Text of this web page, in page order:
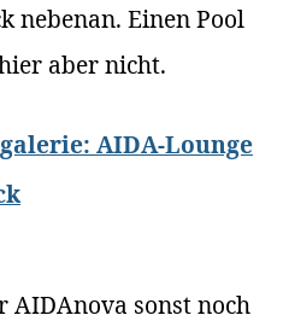
nebenan. Einen Pool
aber nicht.
AIDA-Lounge
AIDAnova sonst noch